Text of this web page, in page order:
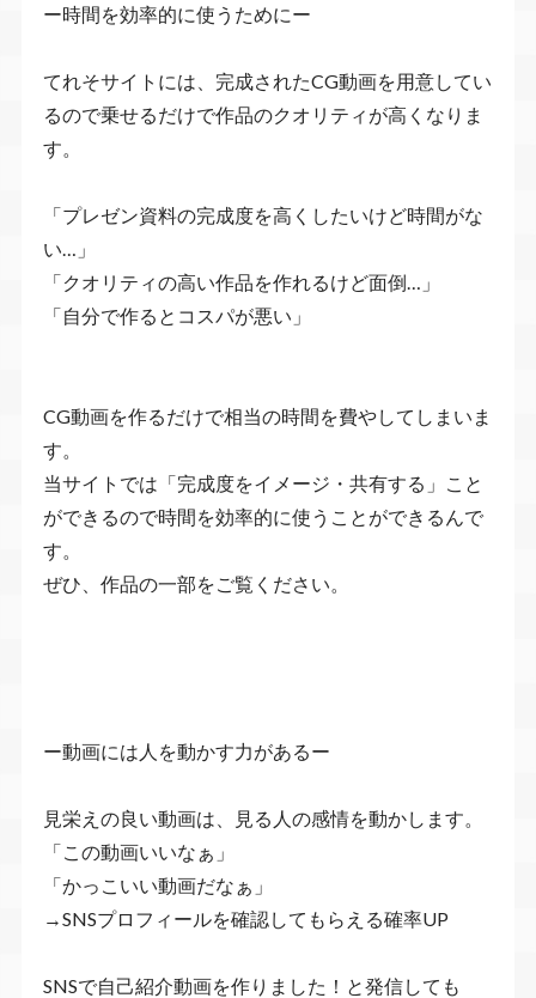
ー時間を効率的に使うためにー
てれそサイトには、完成されたCG動画を用意してい
るので乗せるだけで作品のクオリティが高くなりま
す。
「プレゼン資料の完成度を高くしたいけど時間がな
い…」
「クオリティの高い作品を作れるけど面倒…」
「自分で作るとコスパが悪い」
CG動画を作るだけで相当の時間を費やしてしまいま
す。
当サイトでは「完成度をイメージ・共有する」こと
ができるので時間を効率的に使うことができるんで
す。
ぜひ、作品の一部をご覧ください。
ー動画には人を動かす力があるー
見栄えの良い動画は、見る人の感情を動かします。
「この動画いいなぁ」
「かっこいい動画だなぁ」
→SNSプロフィールを確認してもらえる確率UP
SNSで自己紹介動画を作りました！と発信しても